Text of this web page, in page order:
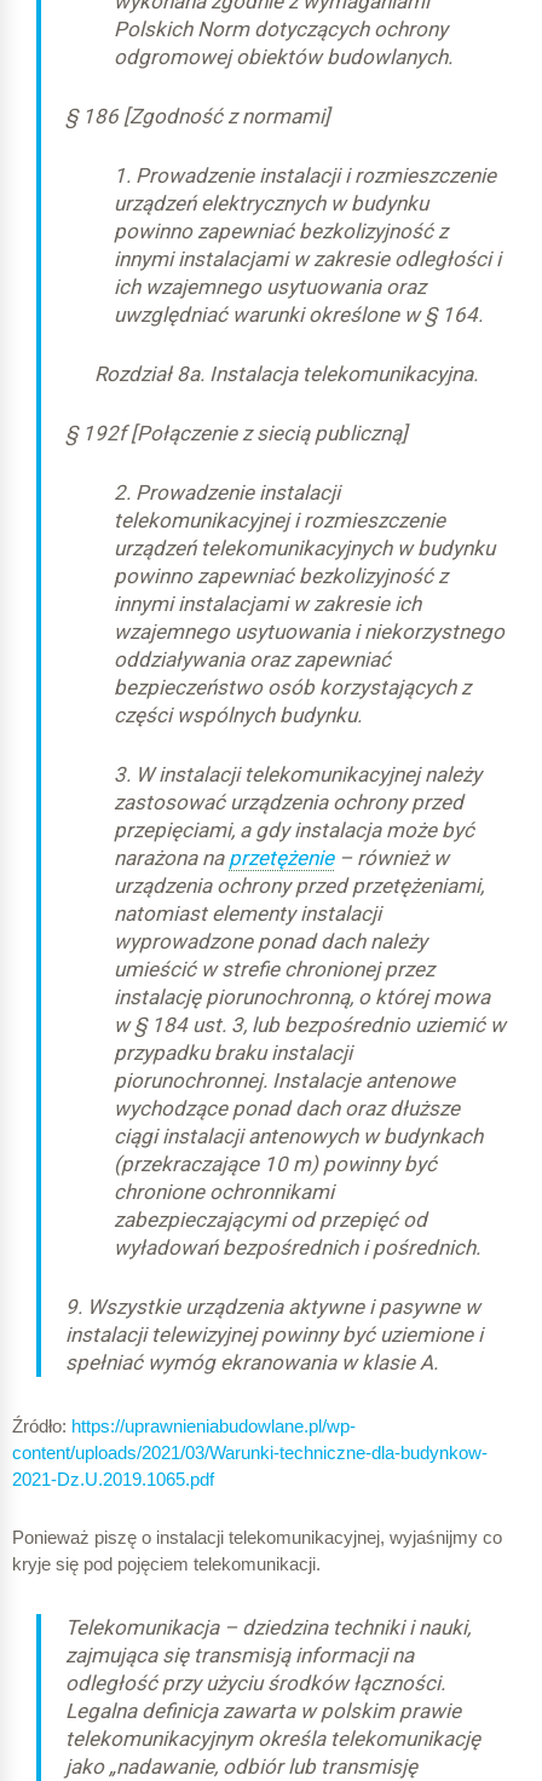
Polskich Norm dotyczących ochrony
odgromowej obiektów budowlanych.
§ 186 [Zgodność z normami]
1. Prowadzenie instalacji i rozmieszczenie
urządzeń elektrycznych w budynku
powinno zapewniać bezkolizyjność z
innymi instalacjami w zakresie odległości i
ich wzajemnego usytuowania oraz
uwzględniać warunki określone w § 164.
Rozdział 8a. Instalacja telekomunikacyjna.
§ 192f [Połączenie z siecią publiczną]
2. Prowadzenie instalacji
telekomunikacyjnej i rozmieszczenie
urządzeń telekomunikacyjnych w budynku
powinno zapewniać bezkolizyjność z
innymi instalacjami w zakresie ich
wzajemnego usytuowania i niekorzystnego
oddziaływania oraz zapewniać
bezpieczeństwo osób korzystających z
części wspólnych budynku.
3. W instalacji telekomunikacyjnej należy
zastosować urządzenia ochrony przed
przepięciami, a gdy instalacja może być
narażona na przetężenie– również w
urządzenia ochrony przed przetężeniami,
natomiast elementy instalacji
wyprowadzone ponad dach należy
umieścić w strefie chronionej przez
instalację piorunochronną, o której mowa
w § 184 ust. 3, lub bezpośrednio uziemić w
przypadku braku instalacji
piorunochronnej. Instalacje antenowe
wychodzące ponad dach oraz dłuższe
ciągi instalacji antenowych w budynkach
(przekraczające 10 m) powinny być
chronione ochronnikami
zabezpieczającymi od przepięć od
wyładowań bezpośrednich i pośrednich.
9. Wszystkie urządzenia aktywne i pasywne w
instalacji telewizyjnej powinny być uziemione i
spełniać wymóg ekranowania w klasie A.
Źródło: https://uprawnieniabudowlane.pl/wp-
content/uploads/2021/03/Warunki-techniczne-dla-budynkow-
2021-Dz.U.2019.1065.pdf
Ponieważ piszę o instalacji telekomunikacyjnej, wyjaśnijmy co
kryje się pod pojęciem telekomunikacji.
Telekomunikacja – dziedzina techniki i nauki,
zajmująca się transmisją informacji na
odległość przy użyciu środków łączności.
Legalna definicja zawarta w polskim prawie
telekomunikacyjnym określa telekomunikację
jako „nadawanie, odbiór lub transmisję